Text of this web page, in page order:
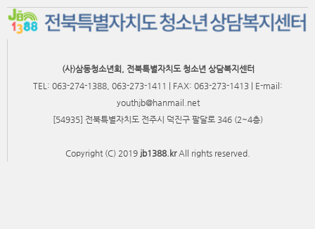
(사)삼동청소년회, 전북특별자치도 청소년 상담복지센터
TEL: 063-274-1388, 063-273-1411 | FAX: 063-273-1413 | E-mail:
youthjb@hanmail.net
[54935] 전북특별자치도 전주시 덕진구 팔달로 346 (2~4층)
Copyright (C) 2019 jb1388.krAll rights reserved.